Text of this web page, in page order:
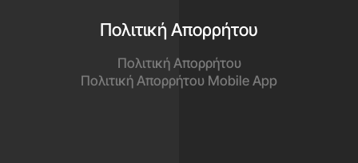
Πολιτική Απορρήτου
Πολιτική Απορρήτου
Πολιτική Απορρήτου Mobile App